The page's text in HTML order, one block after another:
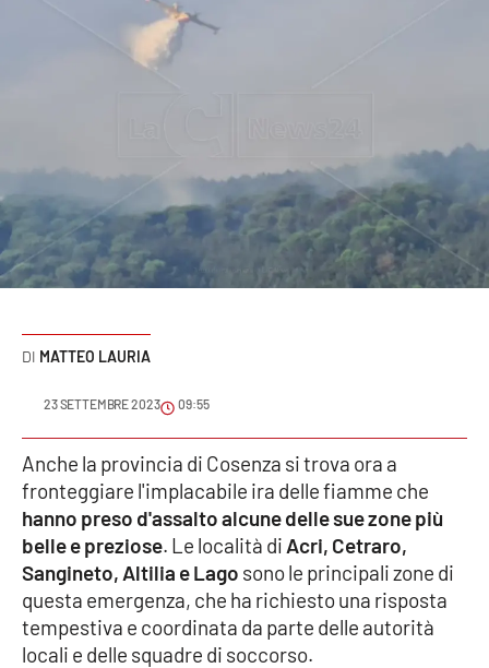
Economia e lavoro
Sanità
Sport
Cultura
Podcast
Meteo
Editoriali
VIDEO
Ambiente
Cronaca
MATTEO LAURIA
23 SETTEMBRE 2023 09:55
Anche la provincia di Cosenza si trova ora a
fronteggiare l'implacabile ira delle fiamme che
hanno preso d'assalto alcune delle sue zone più
belle e preziose. Le località di Acri, Cetraro,
Sangineto, Altilia e Lago sono le principali zone di
questa emergenza, che ha richiesto una risposta
tempestiva e coordinata da parte delle autorità
locali e delle squadre di soccorso.